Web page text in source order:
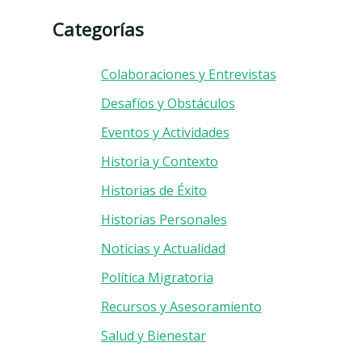
Categorías
Colaboraciones y Entrevistas
Desafíos y Obstáculos
Eventos y Actividades
Historia y Contexto
Historias de Éxito
Historias Personales
Noticias y Actualidad
Política Migratoria
Recursos y Asesoramiento
Salud y Bienestar